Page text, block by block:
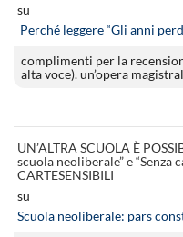
su
Perché leggere “Gli anni
complimenti per la
alta voce). un’opera
UN’ALTRA SCUOLA È
scuola neoliberale” e “Senza
CARTESENSIBILI
su
Scuola neoliberale: pars